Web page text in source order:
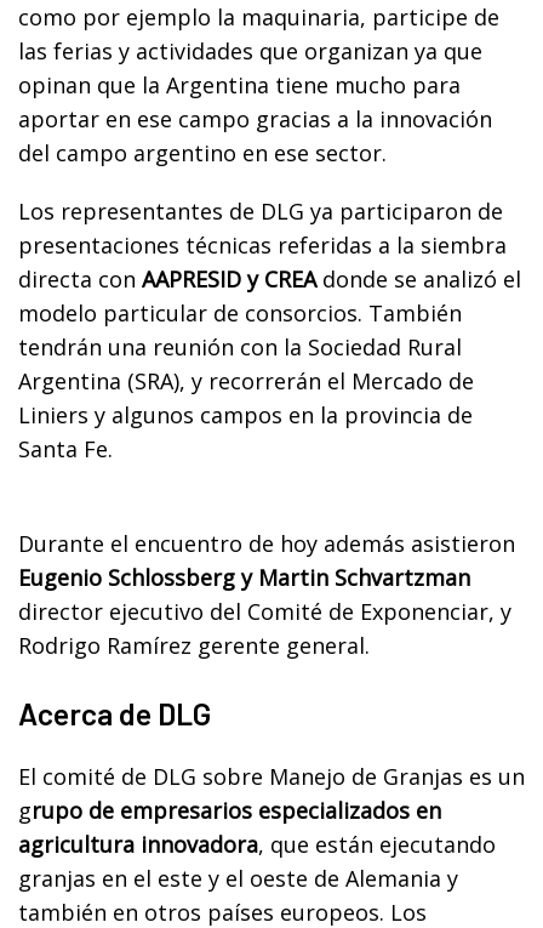
como por ejemplo la maquinaria, participe de
las ferias y actividades que organizan ya que
opinan que la Argentina tiene mucho para
aportar en ese campo gracias a la innovación
del campo argentino en ese sector.
Los representantes de DLG ya participaron de
presentaciones técnicas referidas a la siembra
directa con AAPRESID y CREAdonde se analizó el
modelo particular de consorcios. También
tendrán una reunión con la Sociedad Rural
Argentina (SRA), y recorrerán el Mercado de
Liniers y algunos campos en la provincia de
Santa Fe.
Durante el encuentro de hoy además asistieron
Eugenio Schlossberg y Martin Schvartzman
director ejecutivo del Comité de Exponenciar, y
Rodrigo Ramírez gerente general.
Acerca de DLG
El comité de DLG sobre Manejo de Granjas es un
grupo de empresarios especializados en
agricultura innovadora, que están ejecutando
granjas en el este y el oeste de Alemania y
también en otros países europeos. Los